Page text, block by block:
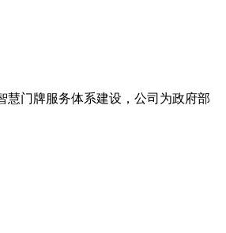
慧门牌服务体系建设，公司为政府部